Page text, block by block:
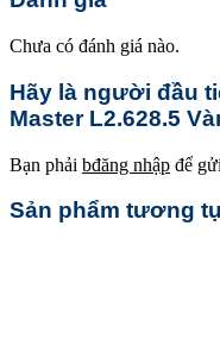
Chưa có đánh giá nào.
Hãy là người đầu
Master L2.628.5
Bạn phải bđăng nhập để
Sản phẩm tương